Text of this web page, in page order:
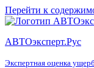
Перейти к
АВТОэксперт.Рус
Экспертная оценка